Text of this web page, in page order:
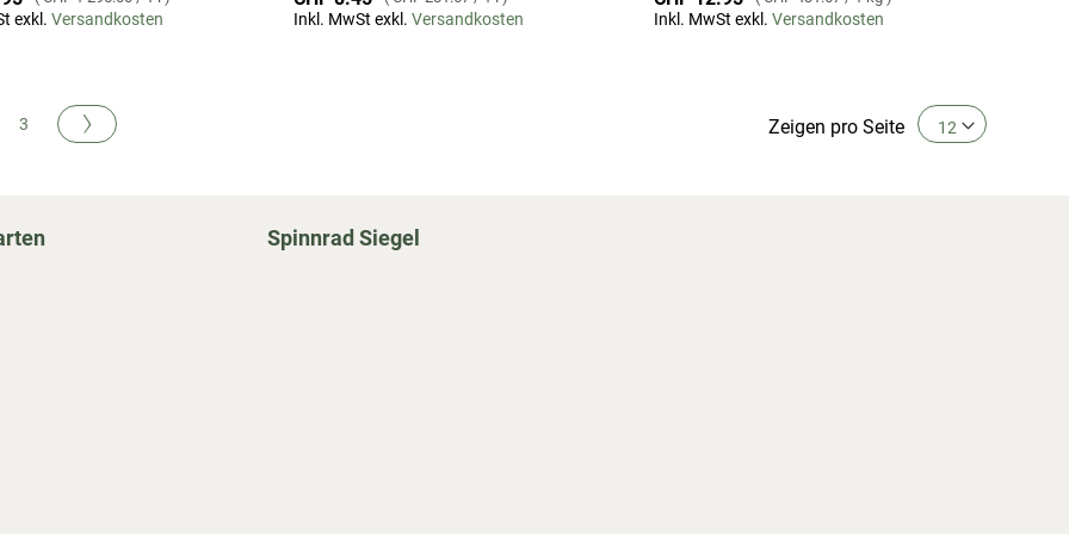
exkl.Versandkosten Inkl. MwSt exkl.Versandkosten Inkl. MwSt exkl. Versandkosten
gerade Seite
Buchseite
3 Buchseite
Nächste Zeigen pro Seite
Spinnrad Siegel